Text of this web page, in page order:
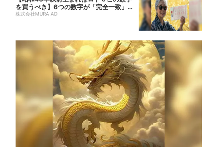
を買うべき】6つの数字が「完全一致」す
る方...
株式会社MURA AD